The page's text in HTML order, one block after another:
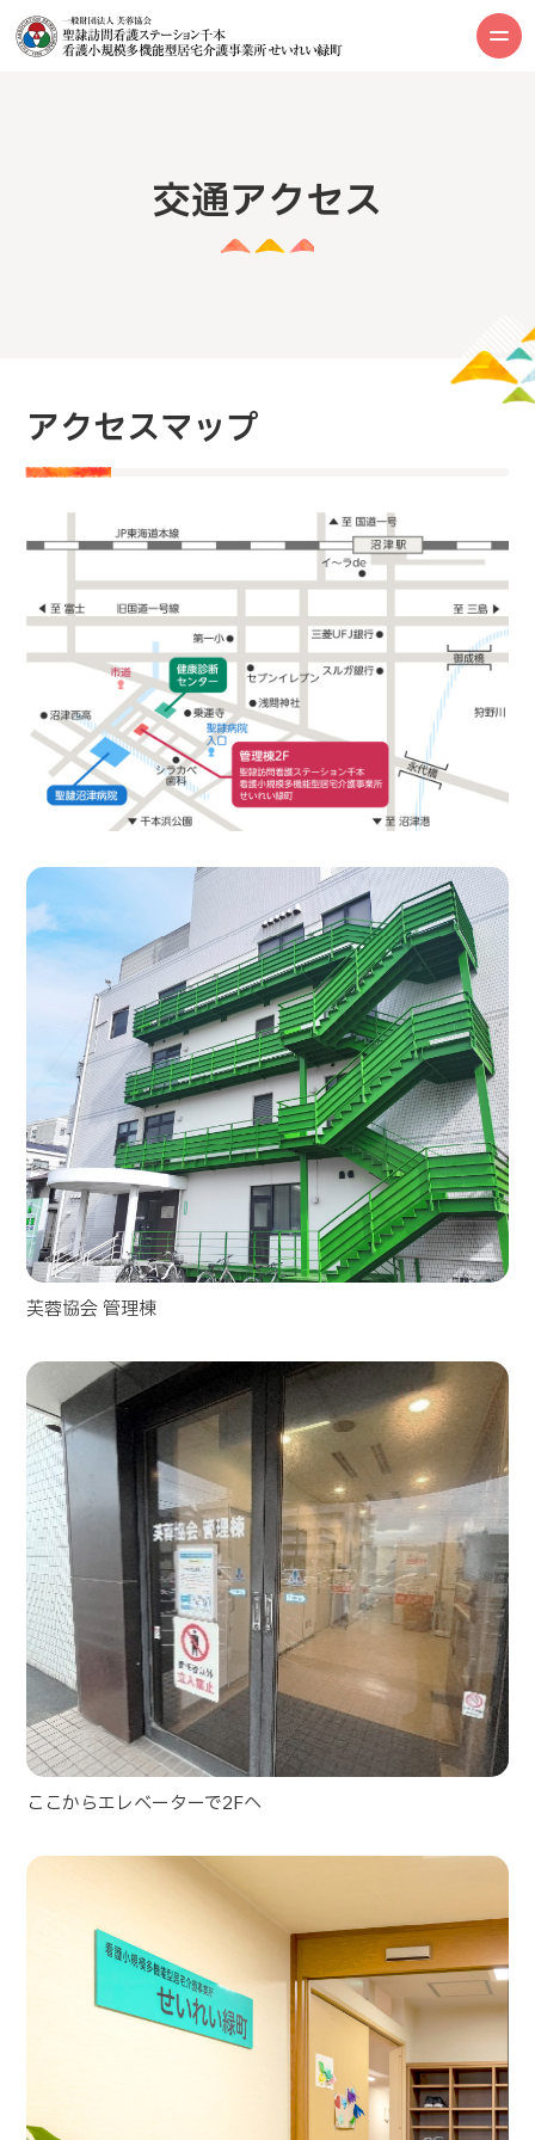
交通アクセス
アクセスマップ
芙蓉協会 管理棟
ここからエレベーターで2Fへ